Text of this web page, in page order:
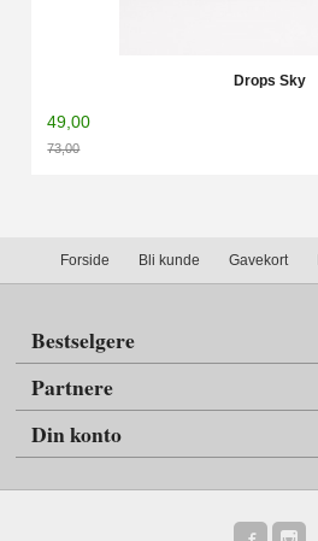
Drops Sky
49,00
73,00
Forside Bli kunde Gavekort
Bestselgere
Partnere
Din konto